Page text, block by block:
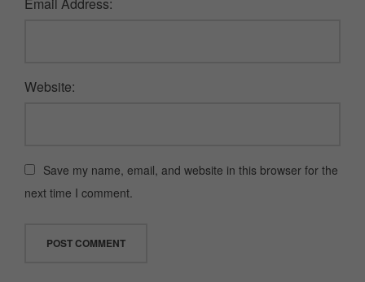
Website:
Save my name, email, and website in this browser for the
next time I comment.